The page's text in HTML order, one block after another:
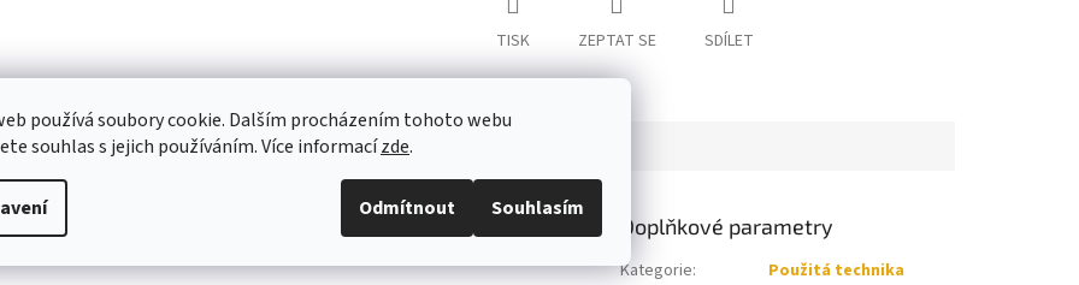
používá soubory cookie. Dalším procházením tohoto webu
souhlas s jejich používáním. Více informacízde.
Odmítnout Souhlasím
TISK ZEPTAT SE SDÍLET
Diskuze
popis produktu Doplňkové parametry
Kategorie:
Použitá technika